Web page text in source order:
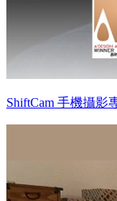
ShiftCam 手機攝影